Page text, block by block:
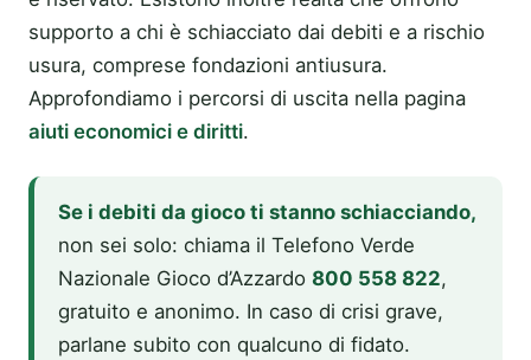
supporto a chi è schiacciato dai debiti e a rischio
usura, comprese fondazioni antiusura.
Approfondiamo i percorsi di uscita nella pagina
aiuti economici e diritti.
Se i debiti da gioco ti stanno schiacciando,
non sei solo: chiama il Telefono Verde
Nazionale Gioco d’Azzardo 800 558 822,
gratuito e anonimo. In caso di crisi grave,
parlane subito con qualcuno di fidato.